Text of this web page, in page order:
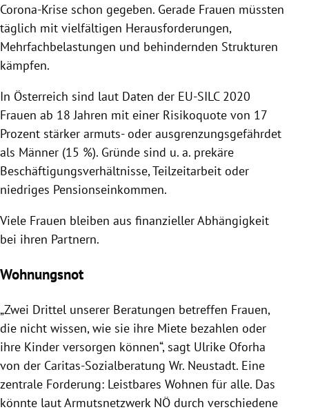
Corona-Krise schon gegeben. Gerade Frauen müssten
täglich mit vielfältigen Herausforderungen,
Mehrfachbelastungen und behindernden Strukturen
kämpfen.
In Österreich sind laut Daten der EU-SILC 2020
Frauen ab 18 Jahren mit einer Risikoquote von 17
Prozent stärker armuts- oder ausgrenzungsgefährdet
als Männer (15 %). Gründe sind u. a. prekäre
Beschäftigungsverhältnisse, Teilzeitarbeit oder
niedriges Pensionseinkommen.
Viele Frauen bleiben aus finanzieller Abhängigkeit
bei ihren Partnern.
Wohnungsnot
„Zwei Drittel unserer Beratungen betreffen Frauen,
die nicht wissen, wie sie ihre Miete bezahlen oder
ihre Kinder versorgen können“, sagt Ulrike Oforha
von der Caritas-Sozialberatung Wr. Neustadt. Eine
zentrale Forderung: Leistbares Wohnen für alle. Das
könnte laut Armutsnetzwerk NÖ durch verschiedene